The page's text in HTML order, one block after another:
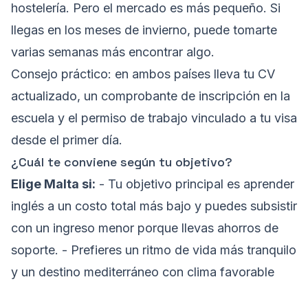
hostelería. Pero el mercado es más pequeño. Si
llegas en los meses de invierno, puede tomarte
varias semanas más encontrar algo.
Consejo práctico: en ambos países lleva tu CV
actualizado, un comprobante de inscripción en la
escuela y el permiso de trabajo vinculado a tu visa
desde el primer día.
¿Cuál te conviene según tu objetivo?
Elige Malta si: - Tu objetivo principal es aprender
inglés a un costo total más bajo y puedes subsistir
con un ingreso menor porque llevas ahorros de
soporte. - Prefieres un ritmo de vida más tranquilo
y un destino mediterráneo con clima favorable